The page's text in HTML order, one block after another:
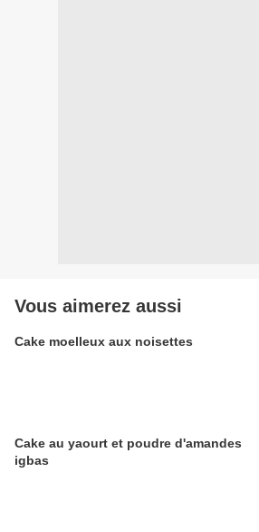
Vous aimerez aussi
Cake moelleux aux noisettes
Cake au yaourt et poudre d'amandes
igbas